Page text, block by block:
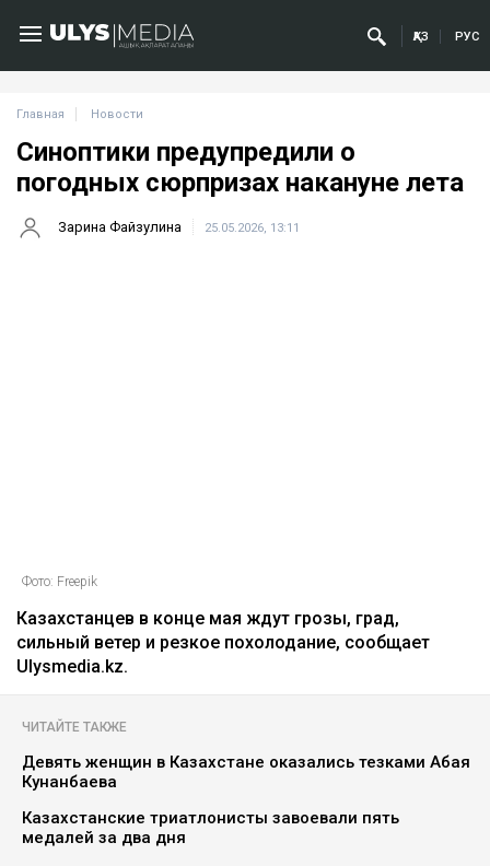
ҚАЗ РУС
Главная Новости
Синоптики предупредили о
погодных сюрпризах накануне лета
Зарина Файзулина 25.05.2026, 13:11
Фото: Freepik
Казахстанцев в конце мая ждут грозы, град,
сильный ветер и резкое похолодание, сообщает
Ulysmedia.kz.
ЧИТАЙТЕ ТАКЖЕ
Девять женщин в Казахстане оказались тезками Абая
Кунанбаева
Казахстанские триатлонисты завоевали пять
медалей за два дня